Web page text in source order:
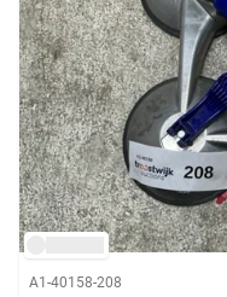
A1-40158-208